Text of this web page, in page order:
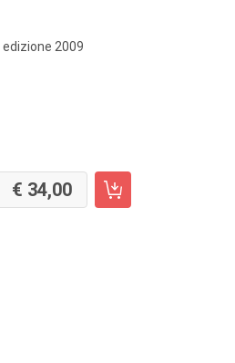
edizione 2009
34,00